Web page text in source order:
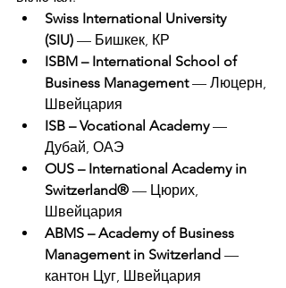
Swiss International University
(SIU) — Бишкек, КР
ISBM – International School of
Business Management — Люцерн,
Швейцария
ISB – Vocational Academy —
Дубай, ОАЭ
OUS – International Academy in
Switzerland® — Цюрих,
Швейцария
ABMS – Academy of Business
Management in Switzerland —
кантон Цуг, Швейцария